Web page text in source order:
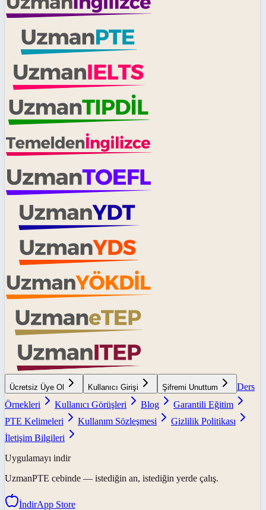
Ücretsiz Üye Ol Kullanıcı Girişi Şifremi Unuttum
Ders
Örnekleri
Kullanıcı Görüşleri Blog
Garantili Eğitim
PTE Kelimeleri
Kullanım Sözleşmesi
Gizlilik Politikası
İletişim Bilgileri
Uygulamayı indir
UzmanPTE cebinde — istediğin an, istediğin yerde çalış.
İndirApp Store